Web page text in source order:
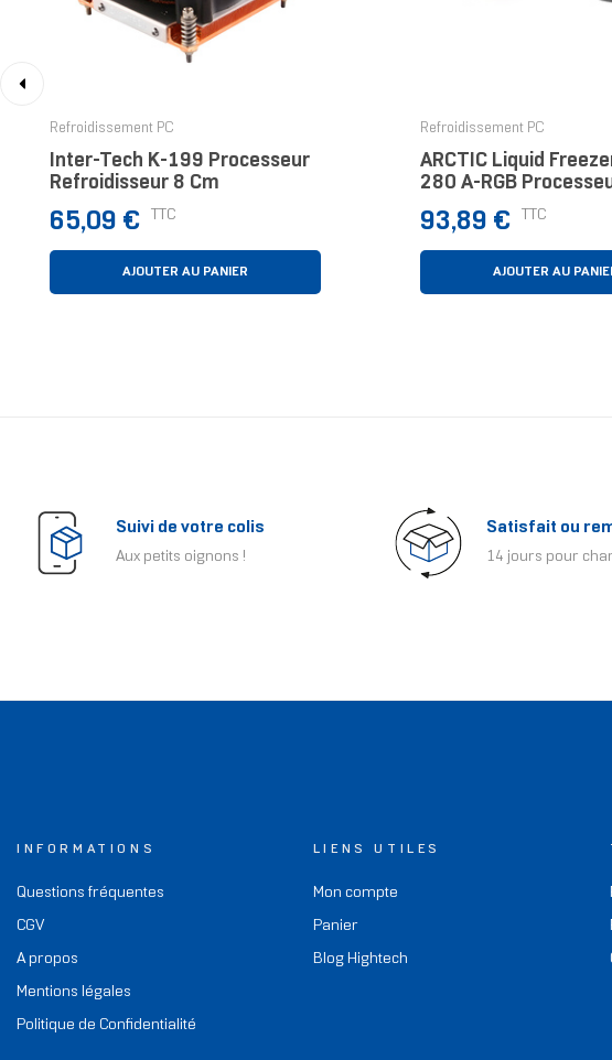
Refroidissement PC
Inter-Tech K-199 Processeur
Refroidisseur 8 Cm
Prix
65,09 € TTC
AJOUTER AU PANIER
Refroidissement PC
ARCTIC Liquid
280 A-RGB
Watercooling 14 Cm
Pièce(s)
Prix
93,89 € TTC
AJOUTER AU
Suivi de votre colis
Aux petits oignons !
Satisfait ou
14 jours pour
INFORMATIONS
Questions fréquentes
CGV
A propos
Mentions légales
Politique de Confidentialité
LIENS UTILES
Mon compte
Panier
Blog Hightech